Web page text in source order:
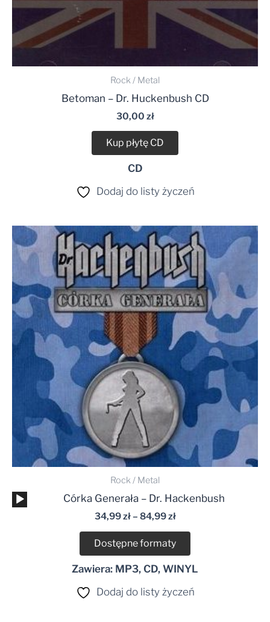
Rock / Metal
Betoman – Dr. Huckenbush CD
30,00 zł
Kup płytę CD
CD
Dodaj do listy życzeń
Rock / Metal
Odtwarzacz
plików
dźwiękowych
Córka Generała – Dr. Hackenbush
34,99zł– 84,99zł
Zakres
cen:
od
34,99 zł
do
84,99 zł
Dostępne formaty
Zawiera: MP3, CD, WINYL
Dodaj do listy życzeń